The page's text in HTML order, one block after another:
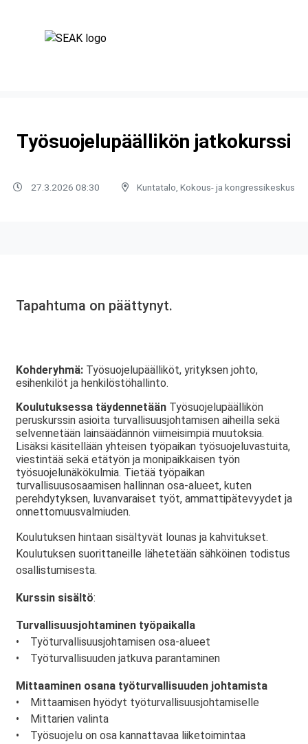
Työsuojelupäällikön jatkokurssi
27.3.2026 08:30 Kuntatalo, Kokous- ja kongressikeskus
Tapahtuma on päättynyt.
Kohderyhmä: Työsuojelupäälliköt, yrityksen johto,
esihenkilöt ja henkilöstöhallinto.
Koulutuksessa täydennetään Työsuojelupäällikön
peruskurssin asioita turvallisuusjohtamisen aiheilla sekä
selvennetään lainsäädännön viimeisimpiä muutoksia.
Lisäksi käsitellään yhteisen työpaikan työsuojeluvastuita,
viestintää sekä etätyön ja monipaikkaisen työn
työsuojelunäkökulmia. Tietää työpaikan
turvallisuusosaamisen hallinnan osa-alueet, kuten
perehdytyksen, luvanvaraiset työt, ammattipätevyydet ja
onnettomuusvalmiuden.
Koulutuksen hintaan sisältyvät lounas ja kahvitukset.
Koulutuksen suorittaneille lähetetään sähköinen todistus
osallistumisesta.
Kurssin sisältö:
Turvallisuusjohtaminen työpaikalla
• Työturvallisuusjohtamisen osa-alueet
• Työturvallisuuden jatkuva parantaminen
Mittaaminen osana työturvallisuuden johtamista
• Mittaamisen hyödyt työturvallisuusjohtamiselle
• Mittarien valinta
• Työsuojelu on osa kannattavaa liiketoimintaa